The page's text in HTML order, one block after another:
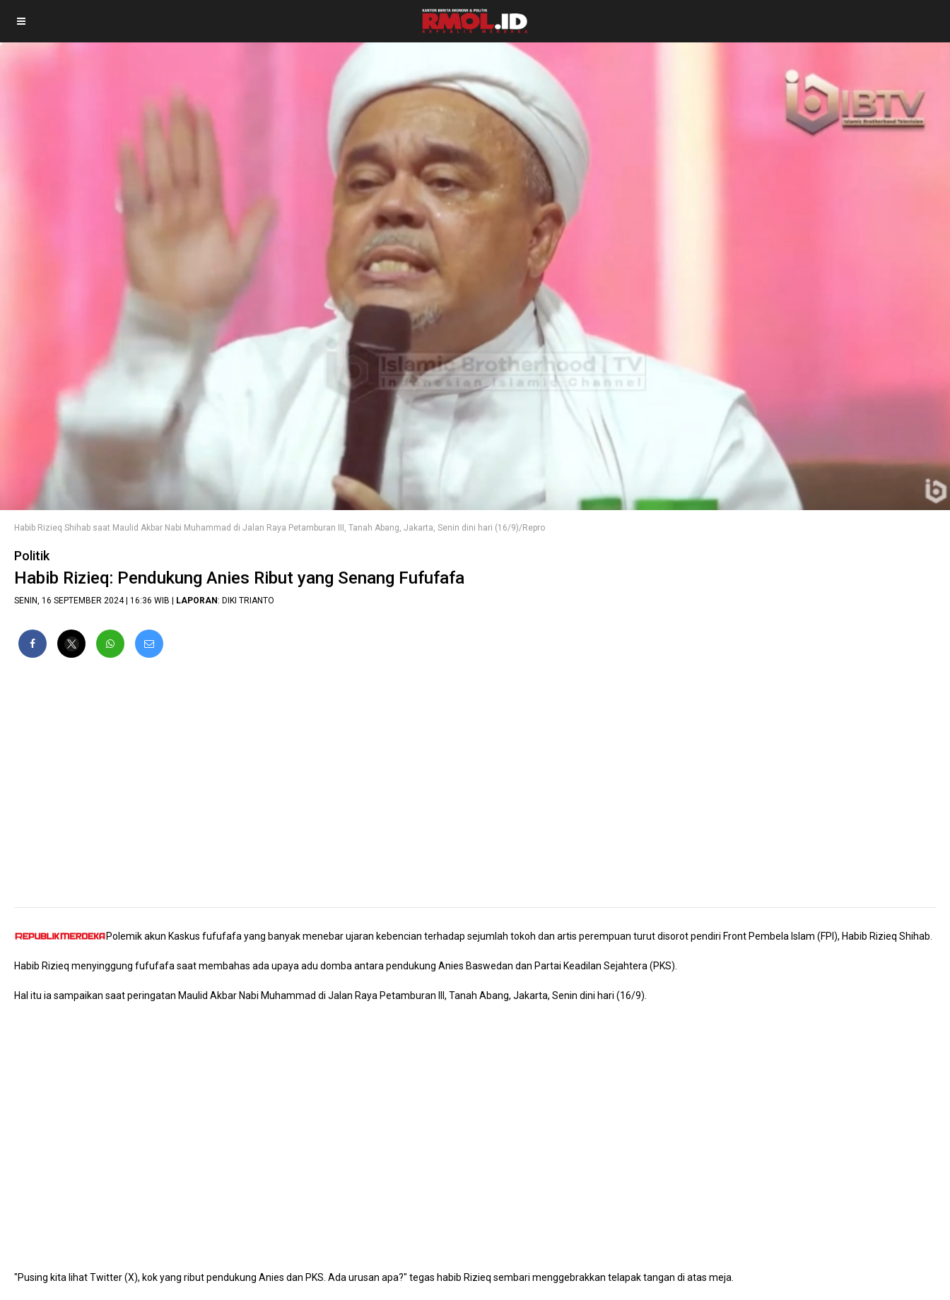
Habib Rizieq Shihab saat Maulid Akbar Nabi Muhammad di Jalan Raya Petamburan III, Tanah Abang, Jakarta, Senin dini hari (16/9)/Repro
Politik
Habib Rizieq: Pendukung Anies Ribut yang Senang Fufufafa
SENIN, 16 SEPTEMBER 2024 | 16:36 WIB | LAPORAN: DIKI TRIANTO
Polemik akun Kaskus fufufafa yang banyak menebar ujaran kebencian terhadap sejumlah tokoh dan artis perempuan turut disorot pendiri Front Pembela Islam (FPI), Habib Rizieq Shihab.
Habib Rizieq menyinggung fufufafa saat membahas ada upaya adu domba antara pendukung Anies Baswedan dan Partai Keadilan Sejahtera (PKS).
Hal itu ia sampaikan saat peringatan Maulid Akbar Nabi Muhammad di Jalan Raya Petamburan III, Tanah Abang, Jakarta, Senin dini hari (16/9).
"Pusing kita lihat Twitter (X), kok yang ribut pendukung Anies dan PKS. Ada urusan apa?" tegas habib Rizieq sembari menggebrakkan telapak tangan di atas meja.